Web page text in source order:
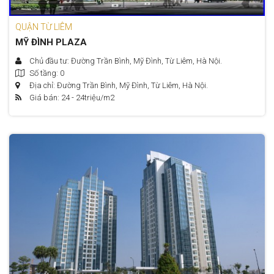
QUẬN TỪ LIÊM
MỸ ĐÌNH PLAZA
Chủ đầu tư: Đường Trần Bình, Mỹ Đình, Từ Liêm, Hà Nội.
Số tầng: 0
Địa chỉ: Đường Trần Bình, Mỹ Đình, Từ Liêm, Hà Nội.
Giá bán: 24 - 24triệu/m2